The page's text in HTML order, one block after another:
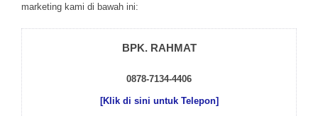
mаrkеtіng kаmі dі bаwаh іnі:
BPK. RAHMAT
0878-7134-4406
[Klik di sini untuk Telepon]